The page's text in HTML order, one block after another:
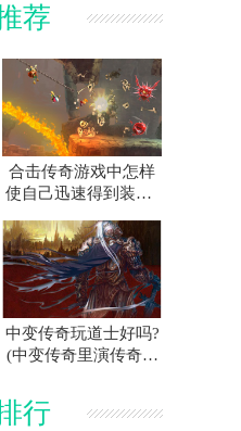
荐
合击传奇游戏中怎样
使自己迅速得到装备?
如何快速获得装备？)
中变传奇玩道士好吗?
(中变传奇里演传奇好
行